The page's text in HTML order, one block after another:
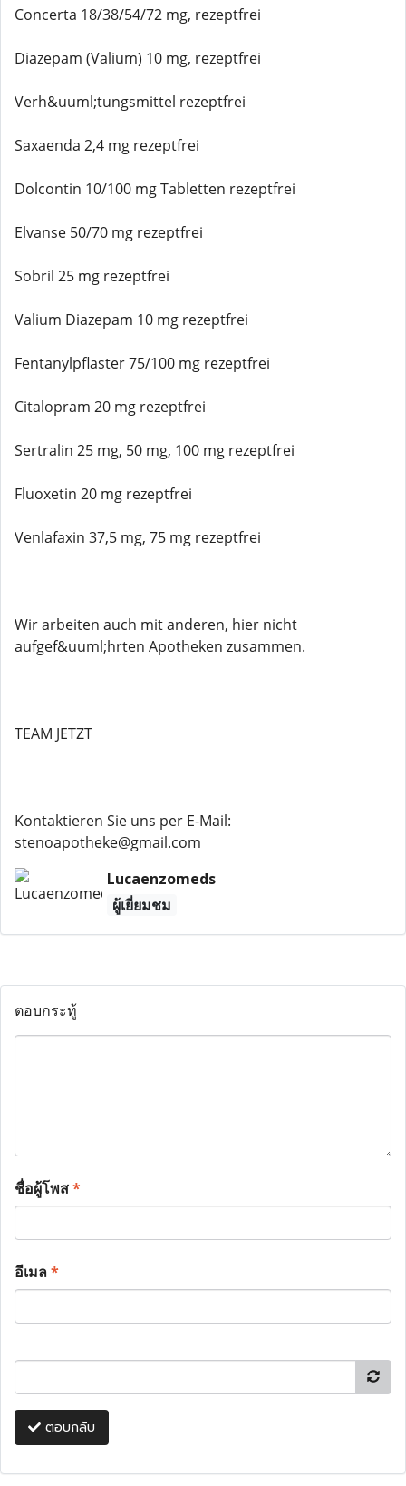
Concerta 18/38/54/72 mg, rezeptfrei
Diazepam (Valium) 10 mg, rezeptfrei
Verh&uuml;tungsmittel rezeptfrei
Saxaenda 2,4 mg rezeptfrei
Dolcontin 10/100 mg Tabletten rezeptfrei
Elvanse 50/70 mg rezeptfrei
Sobril 25 mg rezeptfrei
Valium Diazepam 10 mg rezeptfrei
Fentanylpflaster 75/100 mg rezeptfrei
Citalopram 20 mg rezeptfrei
Sertralin 25 mg, 50 mg, 100 mg rezeptfrei
Fluoxetin 20 mg rezeptfrei
Venlafaxin 37,5 mg, 75 mg rezeptfrei
Wir arbeiten auch mit anderen, hier nicht
aufgef&uuml;hrten Apotheken zusammen.
TEAM JETZT
Kontaktieren Sie uns per E-Mail:
stenoapotheke@gmail.com
Lucaenzomeds
ผู้เยี่ยมชม
ตอบกระทู้
ชื่อผู้โพส*
อีเมล*
ตอบกลับ